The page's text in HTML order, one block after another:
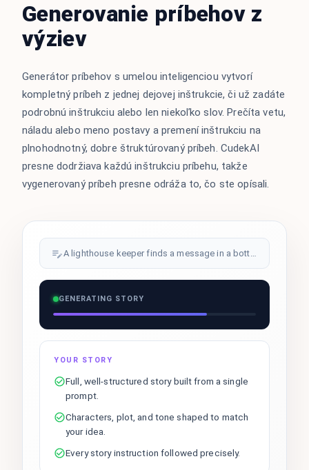
Generovanie príbehov z
výziev
Generátor príbehov s umelou inteligenciou vytvorí
kompletný príbeh z jednej dejovej inštrukcie, či už zadáte
podrobnú inštrukciu alebo len niekoľko slov. Prečíta vetu,
náladu alebo meno postavy a premení inštrukciu na
plnohodnotný, dobre štruktúrovaný príbeh. CudekAI
presne dodržiava každú inštrukciu príbehu, takže
vygenerovaný príbeh presne odráža to, čo ste opísali.
A lighthouse keeper finds a message in a bottle...
GENERATING STORY
YOUR STORY
Full, well-structured story built from a single
prompt.
Characters, plot, and tone shaped to match
your idea.
Every story instruction followed precisely.